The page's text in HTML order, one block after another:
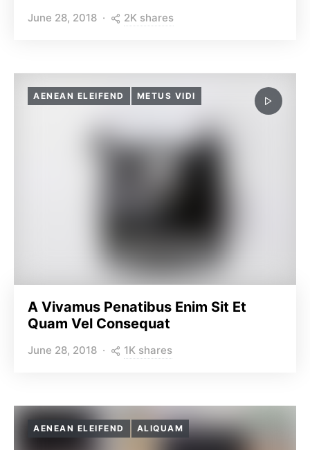
June 28, 2018 2K shares
AENEAN ELEIFEND METUS VIDI
A Vivamus Penatibus Enim Sit Et
Quam Vel Consequat
June 28, 2018 1K shares
AENEAN ELEIFEND ALIQUAM